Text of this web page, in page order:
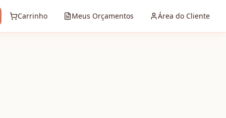
Carrinho Meus Orçamentos Área do Cliente